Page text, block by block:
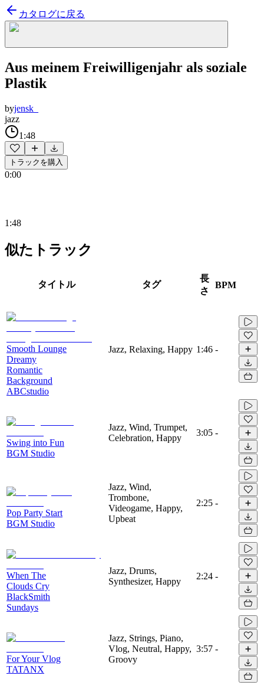
カタログに戻る
Aus meinem Freiwilligenjahr als soziale
Plastik
byjensk_
jazz
1:48
トラックを購入
0:00
1:48
似たトラック
タイトル タグ
長
さ
BPM
Smooth Lounge
Dreamy
Romantic
Background
ABCstudio
Jazz, Relaxing, Happy 1:46 -
Swing into Fun
BGM Studio
Jazz, Wind, Trumpet,
Celebration, Happy
3:05 -
Pop Party Start
BGM Studio
Jazz, Wind,
Trombone,
Videogame, Happy,
Upbeat
2:25 -
When The
Clouds Cry
BlackSmith
Sundays
Jazz, Drums,
Synthesizer, Happy
2:24 -
For Your Vlog
TATANX
Jazz, Strings, Piano,
Vlog, Neutral, Happy,
Groovy
3:57 -